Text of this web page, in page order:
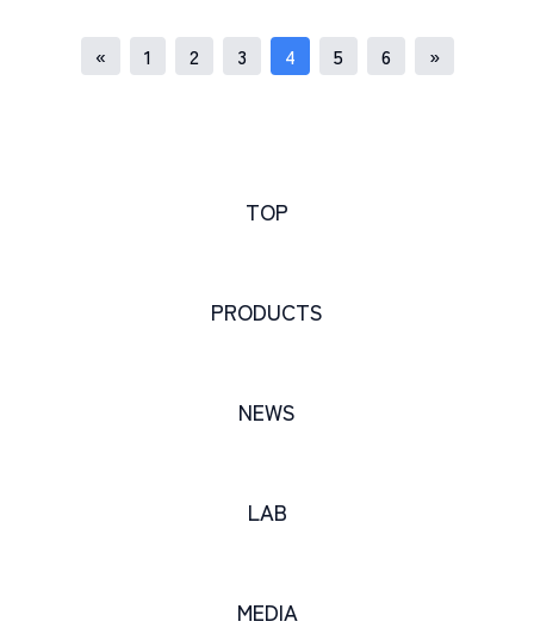
« 1 2 3 4 5 6 »
TOP
PRODUCTS
NEWS
LAB
MEDIA